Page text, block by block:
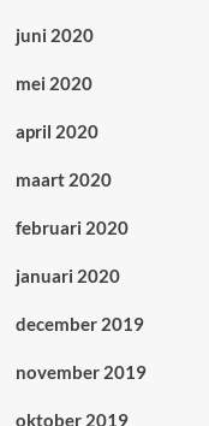
juni 2020
mei 2020
april 2020
maart 2020
februari 2020
januari 2020
december 2019
november 2019
oktober 2019